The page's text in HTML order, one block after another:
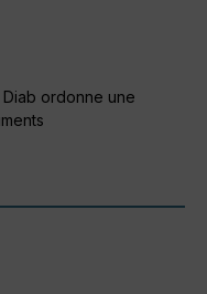
ordonne une